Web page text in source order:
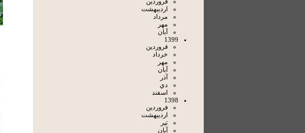
ارديبهشت
مرداد
مهر
آبان
1399
فروردين
خرداد
مهر
آبان
آذر
دي
اسفند
1398
فروردين
ارديبهشت
تير
آبان